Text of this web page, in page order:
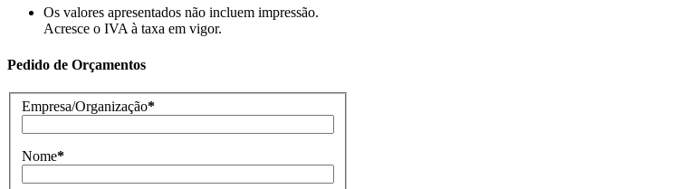
Os valores apresentados não incluem impressão.
Acresce o IVA à taxa em vigor.
Pedido de Orçamentos
Empresa/Organização*
Nome*